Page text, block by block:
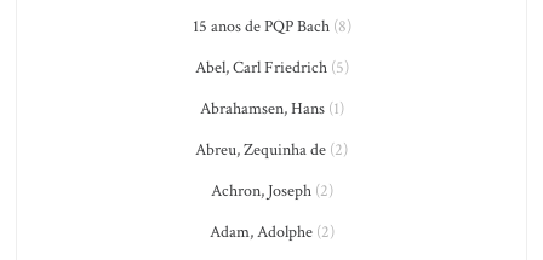
15 anos de PQP Bach(8)
Abel, Carl Friedrich(5)
Abrahamsen, Hans(1)
Abreu, Zequinha de (2)
Achron, Joseph(2)
Adam, Adolphe(2)